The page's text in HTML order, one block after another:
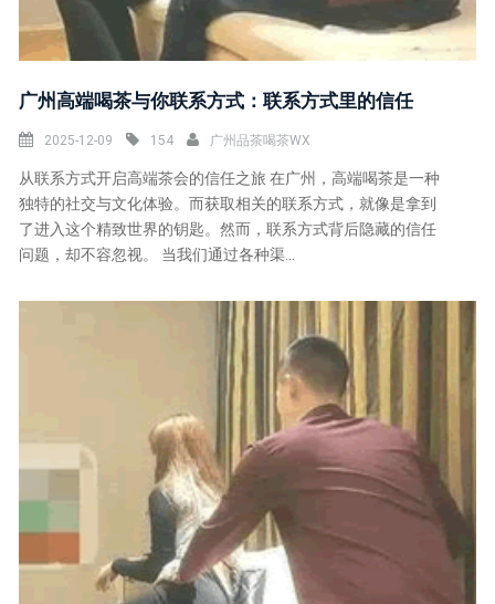
‌广州高端喝茶与你联系方式‌：联系方式里的信任
2025-12-09 154 广州品茶喝茶WX
从联系方式开启高端茶会的信任之旅 在广州，高端喝茶是一种
独特的社交与文化体验。而获取相关的联系方式，就像是拿到
了进入这个精致世界的钥匙。然而，联系方式背后隐藏的信任
问题，却不容忽视。 当我们通过各种渠...